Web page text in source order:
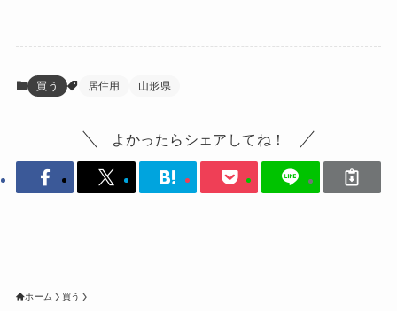
買う 居住用 山形県
よかったらシェアしてね！
ホーム 買う